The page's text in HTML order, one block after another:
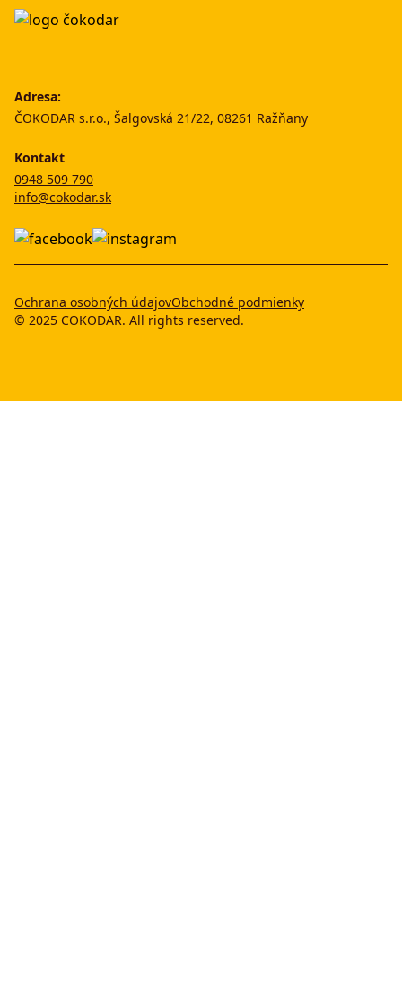
Adresa:
ČOKODAR s.r.o., Šalgovská 21/22, 08261 Ražňany
Kontakt
0948 509 790
info@cokodar.sk
© 2025 COKODAR. All rights reserved.
Ochrana osobných údajovObchodné podmienky